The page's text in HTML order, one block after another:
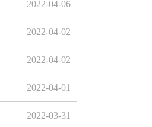
2022-04-06
2022-04-02
2022-04-02
2022-04-01
2022-03-31